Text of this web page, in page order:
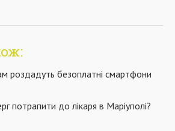
роздадуть безоплатні смартфони
потрапити до лікаря в Маріуполі?